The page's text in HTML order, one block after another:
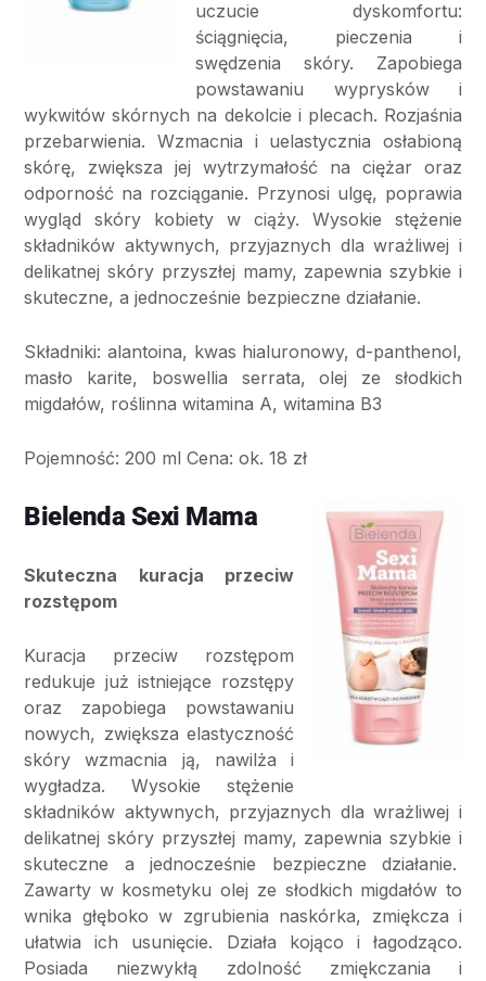
uczucie dyskomfortu:
ściągnięcia, pieczenia i
swędzenia skóry. Zapobiega
powstawaniu wyprysków i
wykwitów skórnych na dekolcie i plecach. Rozjaśnia
przebarwienia. Wzmacnia i uelastycznia osłabioną
skórę, zwiększa jej wytrzymałość na ciężar oraz
odporność na rozciąganie. Przynosi ulgę, poprawia
wygląd skóry kobiety w ciąży. Wysokie stężenie
składników aktywnych, przyjaznych dla wrażliwej i
delikatnej skóry przyszłej mamy, zapewnia szybkie i
skuteczne, a jednocześnie bezpieczne działanie.
Składniki: alantoina, kwas hialuronowy, d-panthenol,
masło karite, boswellia serrata, olej ze słodkich
migdałów, roślinna witamina A, witamina B3
Pojemność: 200 ml Cena: ok. 18 zł
Bielenda Sexi Mama
Skuteczna kuracja przeciw
rozstępom
Kuracja przeciw rozstępom
redukuje już istniejące rozstępy
oraz zapobiega powstawaniu
nowych, zwiększa elastyczność
skóry wzmacnia ją, nawilża i
wygładza. Wysokie stężenie
składników aktywnych, przyjaznych dla wrażliwej i
delikatnej skóry przyszłej mamy, zapewnia szybkie i
skuteczne a jednocześnie bezpieczne działanie.
Zawarty w kosmetyku olej ze słodkich migdałów to
wnika głęboko w zgrubienia naskórka, zmiękcza i
ułatwia ich usunięcie. Działa kojąco i łagodząco.
Posiada niezwykłą zdolność zmiękczania i